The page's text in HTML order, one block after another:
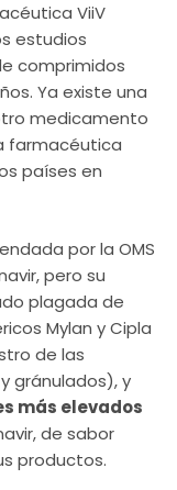
ViiV
estudios
comprimidos
Ya existe una
medicamento
farmacéutica
países en
por la OMS
pero su
plagada de
Mylan y Cipla
de las
gránulados), y
más elevados
de sabor
productos.